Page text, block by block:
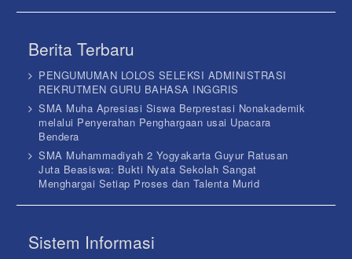
Berita Terbaru
PENGUMUMAN LOLOS SELEKSI ADMINISTRASI
REKRUTMEN GURU BAHASA INGGRIS
SMA Muha Apresiasi Siswa Berprestasi Nonakademik
melalui Penyerahan Penghargaan usai Upacara
Bendera
SMA Muhammadiyah 2 Yogyakarta Guyur Ratusan
Juta Beasiswa: Bukti Nyata Sekolah Sangat
Menghargai Setiap Proses dan Talenta Murid
Sistem Informasi